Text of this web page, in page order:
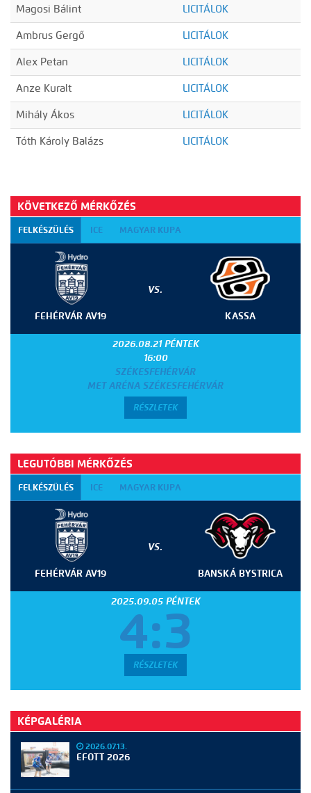
Magosi Bálint LICITÁLOK
Ambrus Gergő LICITÁLOK
Alex Petan LICITÁLOK
Anze Kuralt LICITÁLOK
Mihály Ákos LICITÁLOK
Tóth Károly Balázs LICITÁLOK
KÖVETKEZŐ MÉRKŐZÉS
FELKÉSZÜLÉS ICE MAGYAR KUPA
FEHÉRVÁR AV19
VS.
KASSA
2026.08.21 PÉNTEK
16:00
SZÉKESFEHÉRVÁR
MET ARÉNA SZÉKESFEHÉRVÁR
RÉSZLETEK
LEGUTÓBBI MÉRKŐZÉS
FELKÉSZÜLÉS ICE MAGYAR KUPA
FEHÉRVÁR AV19
VS.
BANSKÁ BYSTRICA
2025.09.05 PÉNTEK
4:3
RÉSZLETEK
KÉPGALÉRIA
2026.07.13.
EFOTT 2026